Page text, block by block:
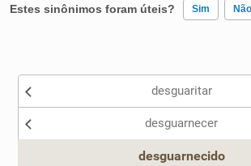
Caça-palavras
Sinônimos
Estes sinônimos foram úteis? Sim Não
Nenhum dos sinônimos apresentados me
desguaritar
desguarnecer
desguarnecido